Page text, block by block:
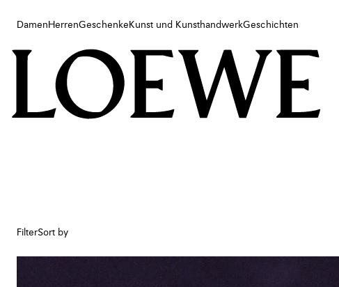
Damen HerrenGeschenke Kunst und KunsthandwerkGeschichten
Damen
Geschenke
Kunst und Kunsthandwerk
FilterSort by